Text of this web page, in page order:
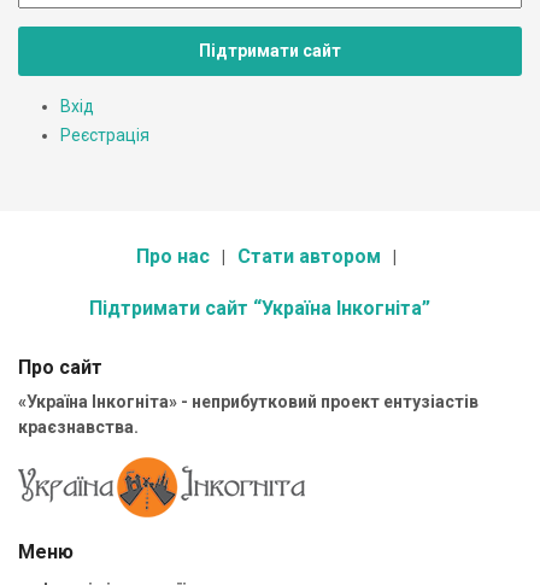
Підтримати сайт
Вхід
Реєстрація
Про нас Стати автором
Підтримати сайт “Україна Інкогніта”
Про сайт
«Україна Інкогніта» - неприбутковий проект ентузіастів
краєзнавства.
Меню